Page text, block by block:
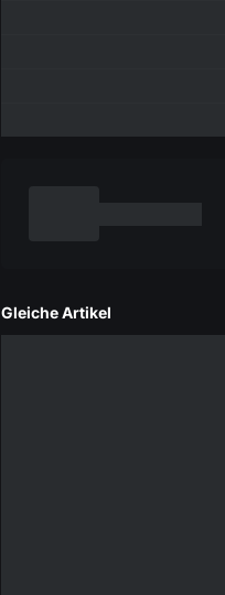
Gleiche Artikel